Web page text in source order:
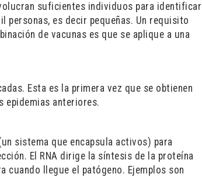
suficientes individuos para identificar
personas, es decir pequeñas. Un requisito
de vacunas es que se aplique a una
Esta es la primera vez que se obtienen
epidemias anteriores.
sistema que encapsula activos) para
El RNA dirige la síntesis de la proteína
cuando llegue el patógeno. Ejemplos son